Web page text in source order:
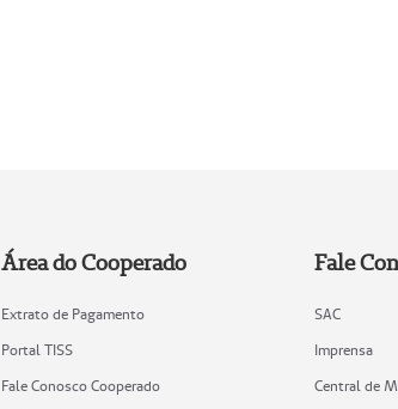
Área do Cooperado
Extrato de Pagamento
Portal TISS
Fale Conosco Cooperado
Fale
SAC
Imprensa
Central de